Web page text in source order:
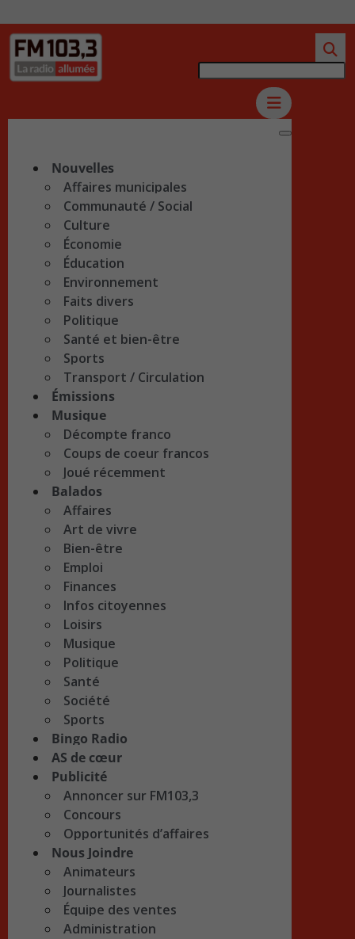
Nouvelles
Affaires municipales
Communauté / Social
Culture
Économie
Éducation
Environnement
Faits divers
Politique
Santé et bien-être
Sports
Transport / Circulation
Émissions
Musique
Décompte franco
Coups de coeur francos
Joué récemment
Balados
Affaires
Art de vivre
Bien-être
Emploi
Finances
Infos citoyennes
Loisirs
Musique
Politique
Santé
Société
Sports
Bingo Radio
AS de cœur
Publicité
Annoncer sur FM103,3
Concours
Opportunités d’affaires
Nous Joindre
Animateurs
Journalistes
Équipe des ventes
Administration